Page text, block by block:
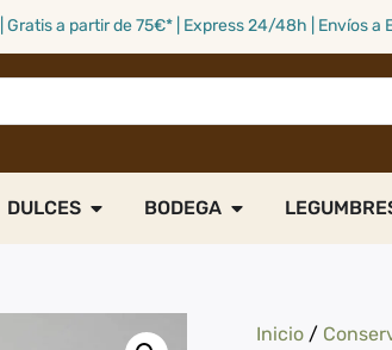
Gratis a partir de 75€* | Express 24/48h | Envíos a
DULCES BODEGA
Inicio /